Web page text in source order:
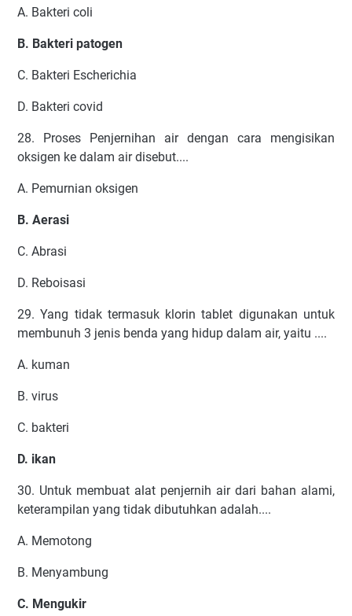
A. Bakteri coli
B. Bakteri patogen
C. Bakteri Escherichia
D. Bakteri covid
28. Proses Penjernihan air dengan cara mengisikan
oksigen ke dalam air disebut....
A. Pemurnian oksigen
B. Aerasi
C. Abrasi
D. Reboisasi
29. Yang tidak termasuk klorin tablet digunakan untuk
membunuh 3 jenis benda yang hidup dalam air, yaitu ....
A. kuman
B. virus
C. bakteri
D. ikan
30. Untuk membuat alat penjernih air dari bahan alami,
keterampilan yang tidak dibutuhkan adalah....
A. Memotong
B. Menyambung
C. Mengukir